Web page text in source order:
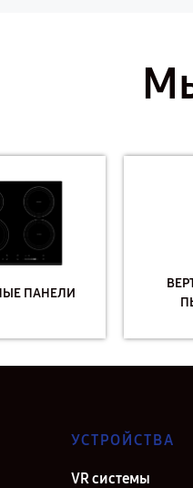
ПАНЕЛИ
УСТРОЙСТВА
VR системы